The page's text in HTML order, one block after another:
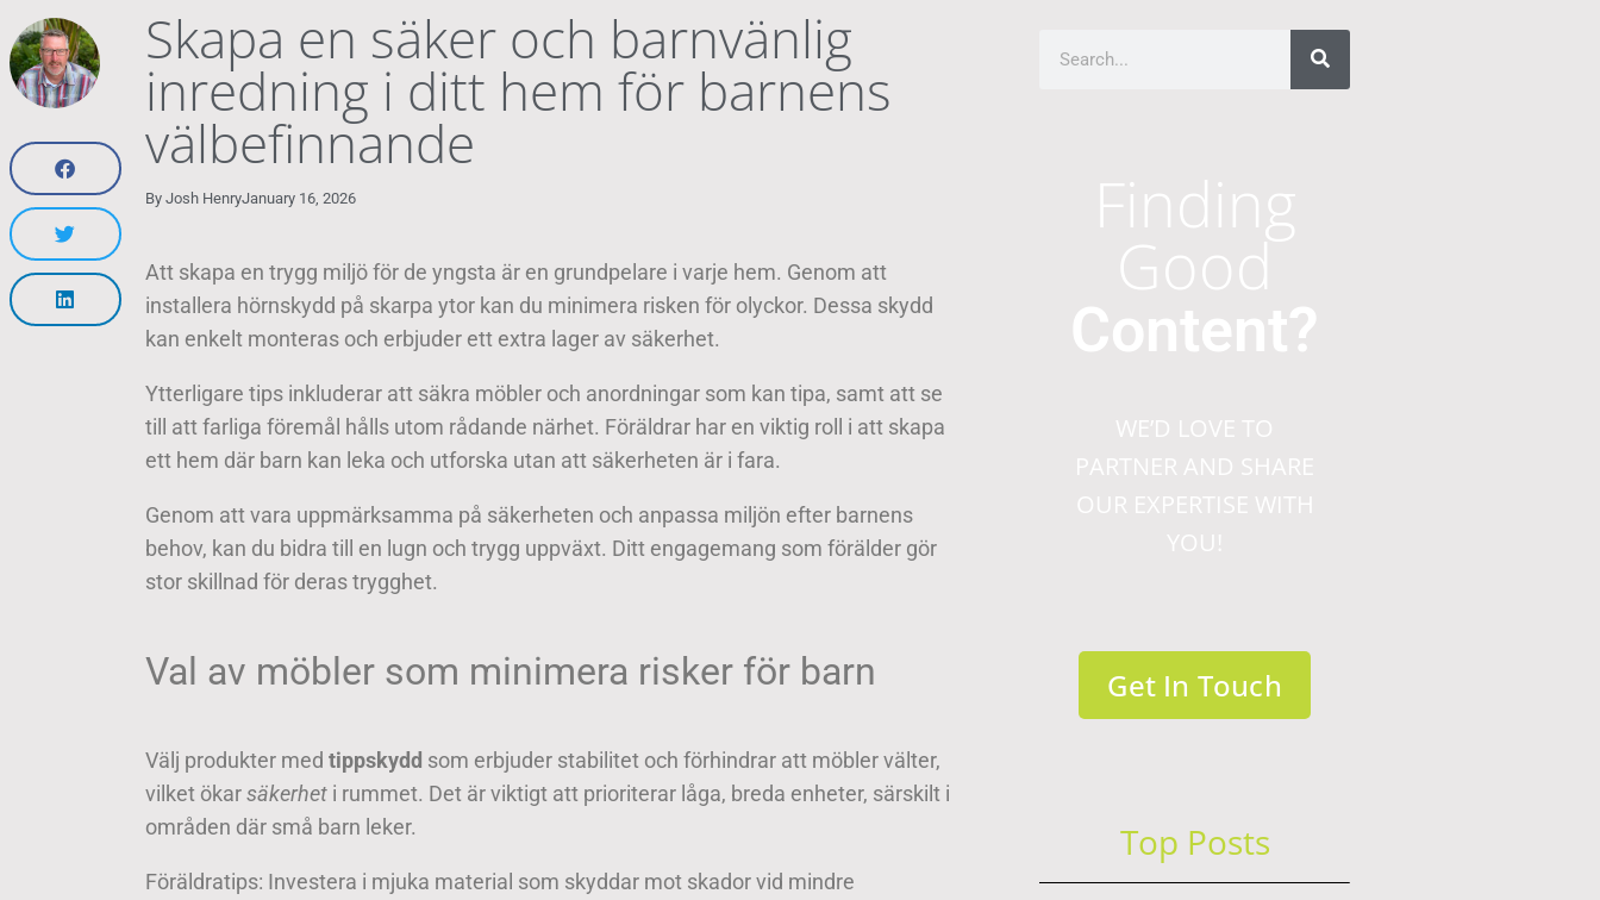
Skapa en säker och barnvänlig
inredning i ditt hem för barnens
välbefinnande
By Josh HenryJanuary 16, 2026
Att skapa en trygg miljö för de yngsta är en grundpelare i varje hem. Genom att
installera hörnskydd på skarpa ytor kan du minimera risken för olyckor. Dessa skydd
kan enkelt monteras och erbjuder ett extra lager av säkerhet.
Ytterligare tips inkluderar att säkra möbler och anordningar som kan tipa, samt att se
till att farliga föremål hålls utom rådande närhet. Föräldrar har en viktig roll i att skapa
ett hem där barn kan leka och utforska utan att säkerheten är i fara.
Genom att vara uppmärksamma på säkerheten och anpassa miljön efter barnens
behov, kan du bidra till en lugn och trygg uppväxt. Ditt engagemang som förälder gör
stor skillnad för deras trygghet.
Val av möbler som minimera risker för barn
Välj produkter med tippskydd som erbjuder stabilitet och förhindrar att möbler välter,
vilket ökarsäkerhet i rummet. Det är viktigt att prioriterar låga, breda enheter, särskilt i
områden där små barn leker.
Föräldratips: Investera i mjuka material som skyddar mot skador vid mindre
Get In Touch
Top Posts